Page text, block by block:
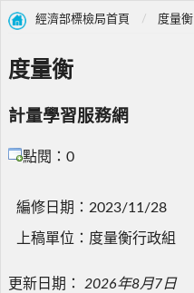
經濟部標檢局首頁 度量衡
度量衡
計量學習服務網
點閱：0
編修日期：2023/11/28
上稿單位：度量衡行政組
更新日期： 2026年8月7日